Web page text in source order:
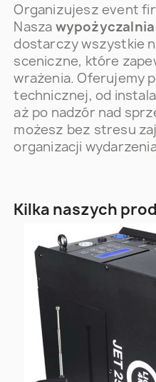
Organizujesz event
Nasza
dostarczy wszystkie
sceniczne, które
wrażenia. Oferujemy
technicznej, od
aż po nadzór nad
możesz bez stresu
organizacji
Kilka naszych